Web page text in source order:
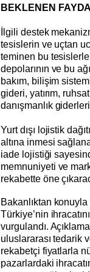
BEKLENEN
İlgili destek
tesislerin ve uçtan
teminen bu tesislerle
depolarının ve bu
bakım, bilişim
gideri, yatırım,
danışmanlık
Yurt dışı lojistik
altına inmesi
iade lojistiği
memnuniyeti ve
rekabette öne
Bakanlıktan konuyla
Türkiye’nin
vurgulandı.
uluslararası tedarik
rekabetçi fiyatlarla
pazarlardaki